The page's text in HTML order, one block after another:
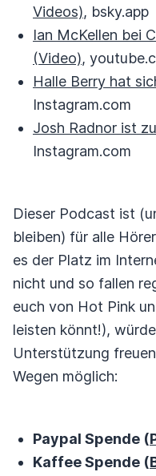
Videos), bsky.app
Ian McKellen bei
(Video),
Halle Berry hat
Instagram.com
Josh Radnor ist
Instagram.com
Dieser Podcast ist
bleiben) für alle
es der Platz im
nicht und so fallen
euch von Hot Pink
leisten könnt!),
Unterstützung
Wegen möglich:
Paypal Spende (
Kaffee Spende (